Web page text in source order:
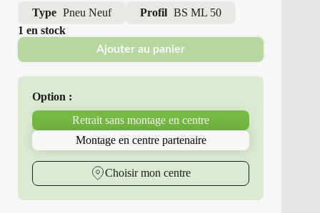
Type Pneu Neuf Profil BS ML 50
1 en stock
Ajouter au panier
Option :
Retrait sans montage en centre
Montage en centre partenaire
Choisir mon centre